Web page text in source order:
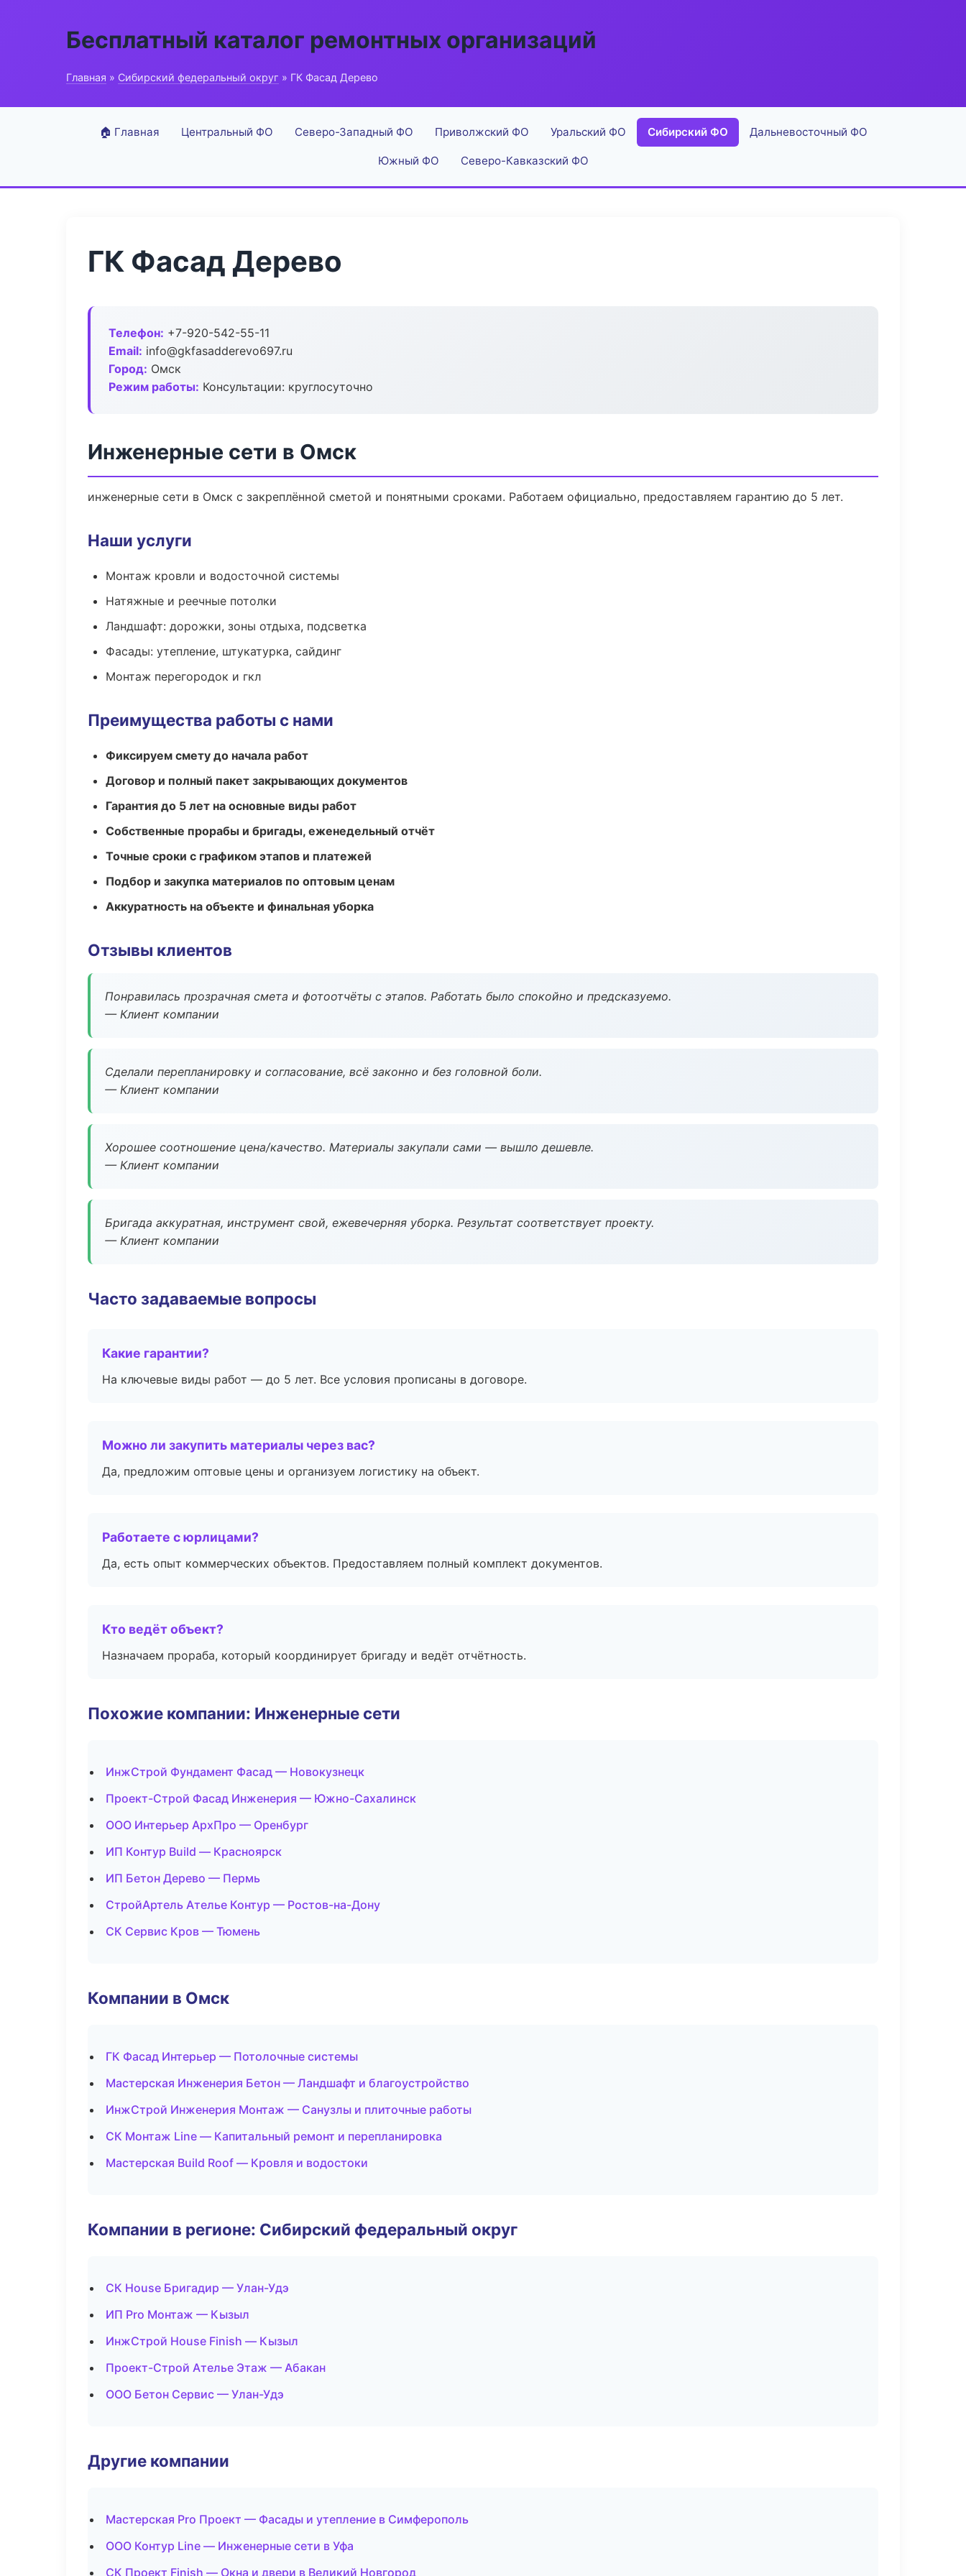
Бесплатный каталог ремонтных организаций
Главная » Сибирский федеральный округ » ГК Фасад Дерево
🏠 Главная Центральный ФО Северо-Западный ФО Приволжский ФО Уральский ФО Сибирский ФО Дальневосточный ФО
Южный ФО Северо-Кавказский ФО
ГК Фасад Дерево
Телефон: +7-920-542-55-11
Email: info@gkfasadderevo697.ru
Город: Омск
Режим работы: Консультации: круглосуточно
Инженерные сети в Омск
инженерные сети в Омск с закреплённой сметой и понятными сроками. Работаем официально, предоставляем гарантию до 5 лет.
Наши услуги
Монтаж кровли и водосточной системы
Натяжные и реечные потолки
Ландшафт: дорожки, зоны отдыха, подсветка
Фасады: утепление, штукатурка, сайдинг
Монтаж перегородок и гкл
Преимущества работы с нами
Фиксируем смету до начала работ
Договор и полный пакет закрывающих документов
Гарантия до 5 лет на основные виды работ
Собственные прорабы и бригады, еженедельный отчёт
Точные сроки с графиком этапов и платежей
Подбор и закупка материалов по оптовым ценам
Аккуратность на объекте и финальная уборка
Отзывы клиентов
Понравилась прозрачная смета и фотоотчёты с этапов. Работать было спокойно и предсказуемо.
— Клиент компании
Сделали перепланировку и согласование, всё законно и без головной боли.
— Клиент компании
Хорошее соотношение цена/качество. Материалы закупали сами — вышло дешевле.
— Клиент компании
Бригада аккуратная, инструмент свой, ежевечерняя уборка. Результат соответствует проекту.
— Клиент компании
Часто задаваемые вопросы
Какие гарантии?
На ключевые виды работ — до 5 лет. Все условия прописаны в договоре.
Можно ли закупить материалы через вас?
Да, предложим оптовые цены и организуем логистику на объект.
Работаете с юрлицами?
Да, есть опыт коммерческих объектов. Предоставляем полный комплект документов.
Кто ведёт объект?
Назначаем прораба, который координирует бригаду и ведёт отчётность.
Похожие компании: Инженерные сети
ИнжСтрой Фундамент Фасад — Новокузнецк
Проект-Строй Фасад Инженерия — Южно-Сахалинск
ООО Интерьер АрхПро — Оренбург
ИП Контур Build — Красноярск
ИП Бетон Дерево — Пермь
СтройАртель Ателье Контур — Ростов-на-Дону
СК Сервис Кров — Тюмень
Компании в Омск
ГК Фасад Интерьер — Потолочные системы
Мастерская Инженерия Бетон — Ландшафт и благоустройство
ИнжСтрой Инженерия Монтаж — Санузлы и плиточные работы
СК Монтаж Line — Капитальный ремонт и перепланировка
Мастерская Build Roof — Кровля и водостоки
Компании в регионе: Сибирский федеральный округ
СК House Бригадир — Улан-Удэ
ИП Pro Монтаж — Кызыл
ИнжСтрой House Finish — Кызыл
Проект-Строй Ателье Этаж — Абакан
ООО Бетон Сервис — Улан-Удэ
Другие компании
Мастерская Pro Проект — Фасады и утепление в Симферополь
ООО Контур Line — Инженерные сети в Уфа
СК Проект Finish — Окна и двери в Великий Новгород